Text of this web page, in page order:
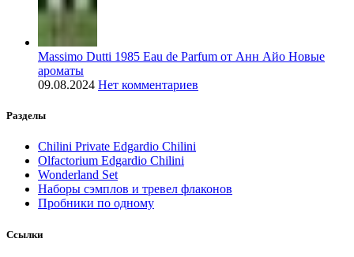
Massimo Dutti 1985 Eau de Parfum от Анн Айо Новые
ароматы
09.08.2024 Нет комментариев
Разделы
Chilini Private Edgardio Chilini
Olfactorium Edgardio Chilini
Wonderland Set
Наборы сэмплов и тревел флаконов
Пробники по одному
Ссылки